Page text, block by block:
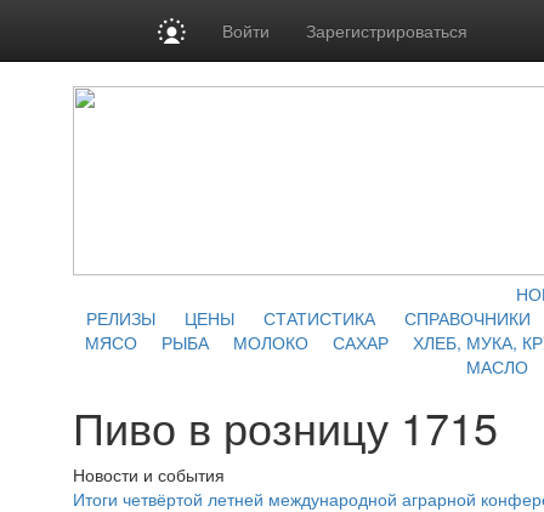
Войти Зарегистрироваться
РЕЛИЗЫ
ЦЕНЫ СТАТИСТИКА
СПРАВОЧНИКИ
МЯСО
РЫБА МОЛОКО САХАР
ХЛЕБ, МУКА,
МАСЛО
Пиво в розницу 1715
Новости и события
Итоги четвёртой летней международной аграрной